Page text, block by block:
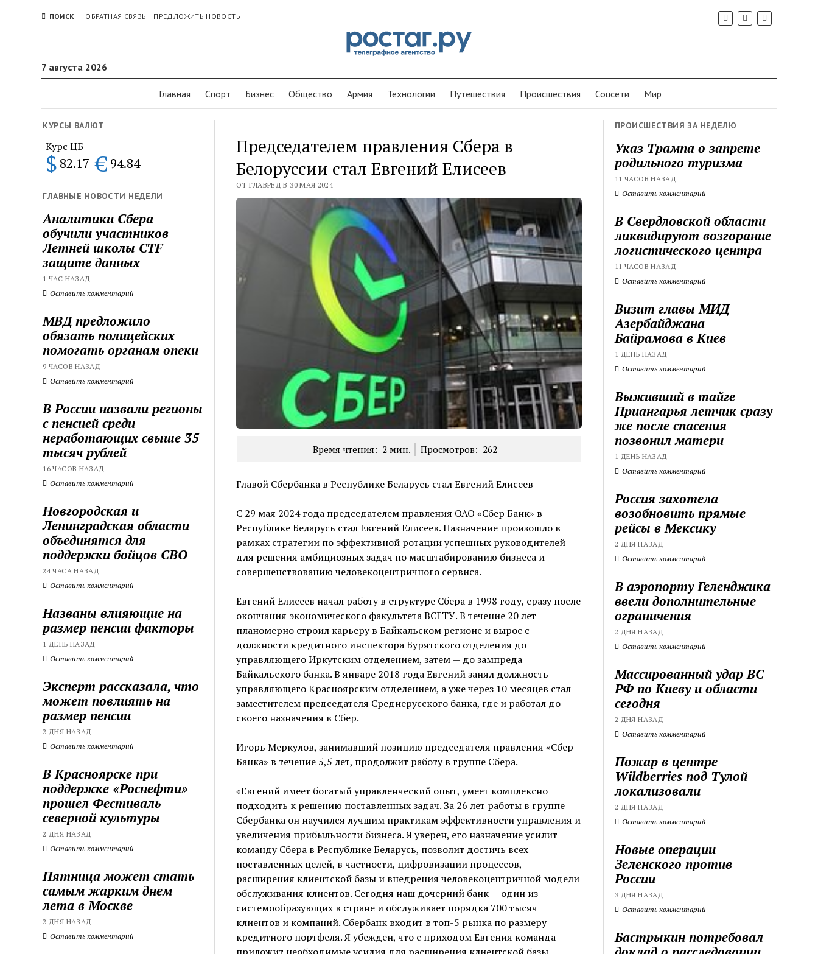
ПОИСК ОБРАТНАЯ СВЯЗЬ ПРЕДЛОЖИТЬ НОВОСТЬ
7 августа 2026
Главная Спорт Бизнес Общество Армия Технологии Путешествия Проиcшествия Соцсети Мир
КУРСЫ ВАЛЮТ
Курс ЦБ
$ 82.17 € 94.84
ГЛАВНЫЕ НОВОСТИ НЕДЕЛИ
Аналитики Сбера
обучили участников
Летней школы CTF
защите данных
1 ЧАС НАЗАД
Оставить комментарий
МВД предложило
обязать полицейских
помогать органам опеки
9 ЧАСОВ НАЗАД
Оставить комментарий
В России назвали регионы
с пенсией среди
неработающих свыше 35
тысяч рублей
16 ЧАСОВ НАЗАД
Оставить комментарий
Новгородская и
Ленинградская области
объединятся для
поддержки бойцов СВО
24 ЧАСА НАЗАД
Оставить комментарий
Названы влияющие на
размер пенсии факторы
1 ДЕНЬ НАЗАД
Оставить комментарий
Эксперт рассказала, что
может повлиять на
размер пенсии
2 ДНЯ НАЗАД
Оставить комментарий
В Красноярске при
поддержке «Роснефти»
прошел Фестиваль
северной культуры
2 ДНЯ НАЗАД
Оставить комментарий
Пятница может стать
самым жарким днем
лета в Москве
2 ДНЯ НАЗАД
Оставить комментарий
Председателем правления Сбера в
Белоруссии стал Евгений Елисеев
ОТ ГЛАВРЕД В 30 МАЯ 2024
Время чтения: 2 мин. Просмотров: 262
Главой Сбербанка в Республике Беларусь стал Евгений Елисеев
C 29 мая 2024 года председателем правления ОАО «Сбер Банк» в
Республике Беларусь стал Евгений Елисеев. Назначение произошло в
рамках стратегии по эффективной ротации успешных руководителей
для решения амбициозных задач по масштабированию бизнеса и
совершенствованию человекоцентричного сервиса.
Евгений Елисеев начал работу в структуре Сбера в 1998 году, сразу после
окончания экономического факультета ВСГТУ. В течение 20 лет
планомерно строил карьеру в Байкальском регионе и вырос с
должности кредитного инспектора Бурятского отделения до
управляющего Иркутским отделением, затем — до зампреда
Байкальского банка. В январе 2018 года Евгений занял должность
управляющего Красноярским отделением, а уже через 10 месяцев стал
заместителем председателя Среднерусского банка, где и работал до
своего назначения в Сбер.
Игорь Меркулов, занимавший позицию председателя правления «Сбер
Банка» в течение 5,5 лет, продолжит работу в группе Сбера.
«Евгений имеет богатый управленческий опыт, умеет комплексно
подходить к решению поставленных задач. За 26 лет работы в группе
Сбербанка он научился лучшим практикам эффективности управления и
увеличения прибыльности бизнеса. Я уверен, его назначение усилит
команду Сбера в Республике Беларусь, позволит достичь всех
поставленных целей, в частности, цифровизации процессов,
расширения клиентской базы и внедрения человекоцентричной модели
обслуживания клиентов. Сегодня наш дочерний банк — один из
системообразующих в стране и обслуживает порядка 700 тысяч
клиентов и компаний. Сбербанк входит в топ-5 рынка по размеру
кредитного портфеля. Я убежден, что с приходом Евгения команда
ПРОИСШЕСТВИЯ ЗА НЕДЕЛЮ
Указ Трампа о запрете
родильного туризма
11 ЧАСОВ НАЗАД
Оставить комментарий
В Свердловской области
ликвидируют возгорание
логистического центра
11 ЧАСОВ НАЗАД
Оставить комментарий
Визит главы МИД
Азербайджана
Байрамова в Киев
1 ДЕНЬ НАЗАД
Оставить комментарий
Выживший в тайге
Приангарья летчик сразу
же после спасения
позвонил матери
1 ДЕНЬ НАЗАД
Оставить комментарий
Россия захотела
возобновить прямые
рейсы в Мексику
2 ДНЯ НАЗАД
Оставить комментарий
В аэропорту Геленджика
ввели дополнительные
ограничения
2 ДНЯ НАЗАД
Оставить комментарий
Массированный удар ВС
РФ по Киеву и области
сегодня
2 ДНЯ НАЗАД
Оставить комментарий
Пожар в центре
Wildberries под Тулой
локализовали
2 ДНЯ НАЗАД
Оставить комментарий
Новые операции
Зеленского против
России
3 ДНЯ НАЗАД
Оставить комментарий
Бастрыкин потребовал